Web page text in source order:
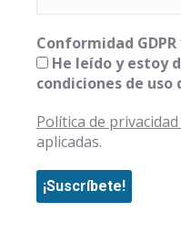
Conformidad GDPR
He leído y estoy
condiciones de
Política de
aplicadas.